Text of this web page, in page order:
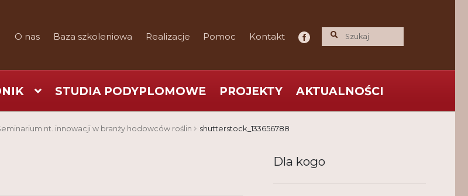
O nas Baza szkoleniowa Realizacje Pomoc Kontakt
STUDIA PODYPLOMOWE PROJEKTY AKTUALNOŚCI
Konferencje Kontakt My Account Nauka praktyce praktyka nauce O nas
nt. innowacji w branży hodowców roślin shutterstock_133656788
Dla kogo